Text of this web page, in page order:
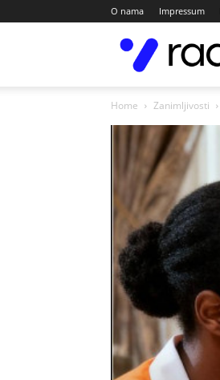
O nama Impressum
Home Zanimljivosti